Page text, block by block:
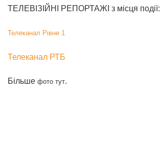
ТЕЛЕВІЗІЙНІ РЕПОРТАЖІ з місця події:
Телеканал Рівне 1
Телеканал РТБ
Більше фото тут.